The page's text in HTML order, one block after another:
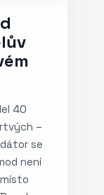
40
–
se
není